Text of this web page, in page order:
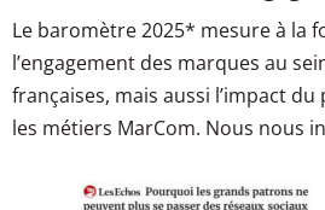
Le baromètre 2025* mesure à la
l’engagement des marques au
françaises, mais aussi l’impact
les métiers MarCom. Nous nous